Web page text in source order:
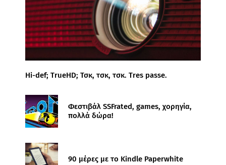
Hi-def; TrueHD; Τσκ, τσκ, τσκ. Tres passe.
Φεστιβάλ SSFrated, games, χορηγία,
πολλά δώρα!
90 μέρες με το Kindle Paperwhite